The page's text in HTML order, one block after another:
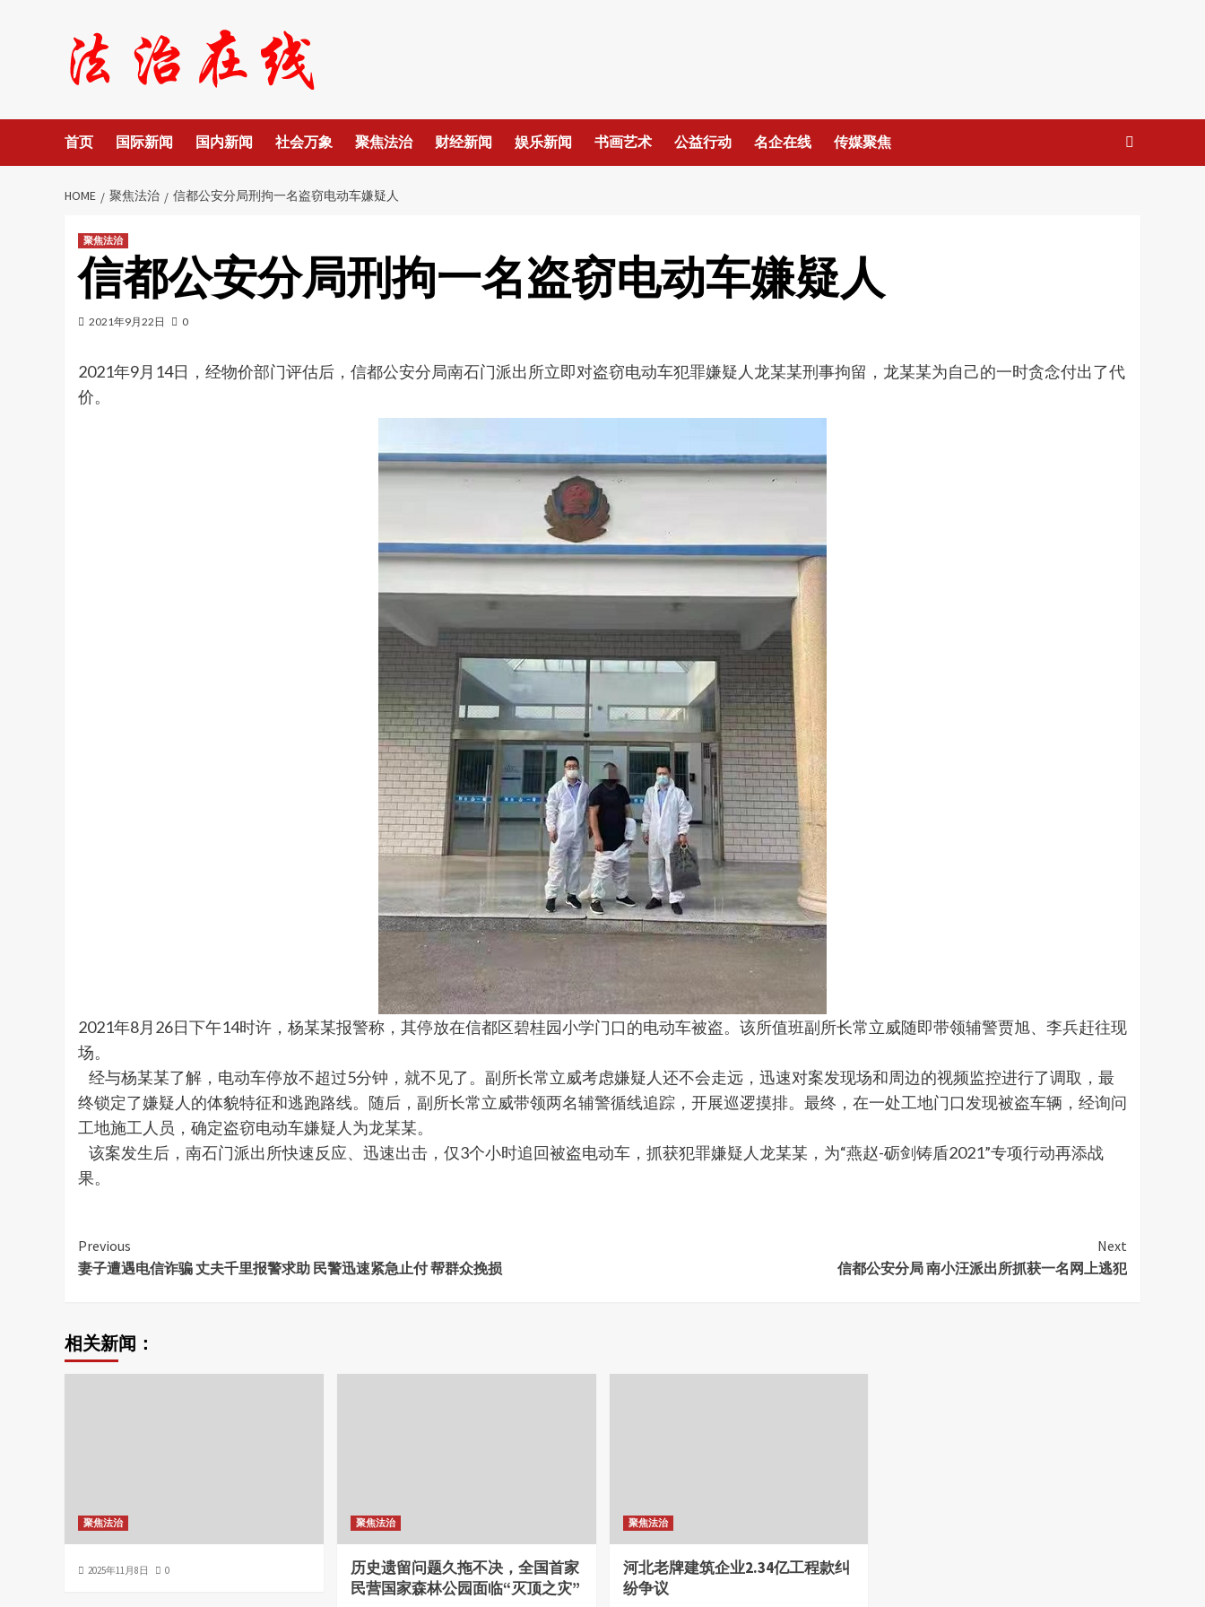
首页 国际新闻 国内新闻 社会万象 聚焦法治 财经新闻 娱乐新闻 书画艺术 公益行动 名企在线 传媒聚焦
HOME 聚焦法治 信都公安分局刑拘一名盗窃电动车嫌疑人
聚焦法治
信都公安分局刑拘一名盗窃电动车嫌疑人
2021年9月22日 0
2021年9月14日，经物价部门评估后，信都公安分局南石门派出所立即对盗窃电动车犯罪嫌疑人龙某某刑事拘留，龙某某为自己的一时贪念付出了代
价。
2021年8月26日下午14时许，杨某某报警称，其停放在信都区碧桂园小学门口的电动车被盗。该所值班副所长常立威随即带领辅警贾旭、李兵赶往现
场。
经与杨某某了解，电动车停放不超过5分钟，就不见了。副所长常立威考虑嫌疑人还不会走远，迅速对案发现场和周边的视频监控进行了调取，最
终锁定了嫌疑人的体貌特征和逃跑路线。随后，副所长常立威带领两名辅警循线追踪，开展巡逻摸排。最终，在一处工地门口发现被盗车辆，经询问
工地施工人员，确定盗窃电动车嫌疑人为龙某某。
该案发生后，南石门派出所快速反应、迅速出击，仅3个小时追回被盗电动车，抓获犯罪嫌疑人龙某某，为“燕赵-砺剑铸盾2021”专项行动再添战
果。
Continue
Reading
Previous
妻子遭遇电信诈骗 丈夫千里报警求助 民警迅速紧急止付 帮群众挽损
Next
信都公安分局 南小汪派出所抓获一名网上逃犯
相关新闻：
聚焦法治
2025年11月8日 0
聚焦法治
历史遗留问题久拖不决，全国首家
民营国家森林公园面临“灭顶之灾”
聚焦法治
河北老牌建筑企业2.34亿工程款纠
纷争议